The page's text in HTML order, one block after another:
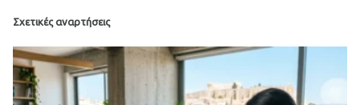
Σχετικές αναρτήσεις